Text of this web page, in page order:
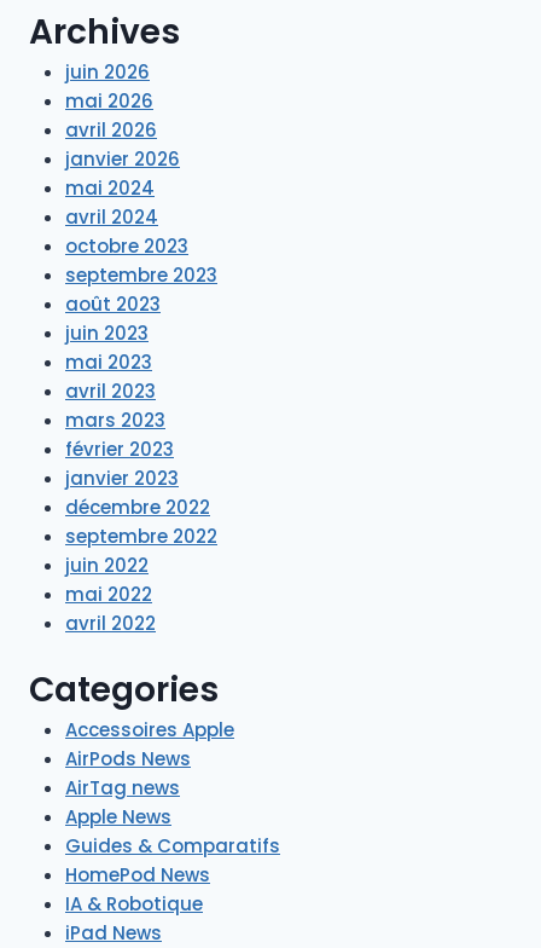
Archives
juin 2026
mai 2026
avril 2026
janvier 2026
mai 2024
avril 2024
octobre 2023
septembre 2023
août 2023
juin 2023
mai 2023
avril 2023
mars 2023
février 2023
janvier 2023
décembre 2022
septembre 2022
juin 2022
mai 2022
avril 2022
Categories
Accessoires Apple
AirPods News
AirTag news
Apple News
Guides & Comparatifs
HomePod News
IA & Robotique
iPad News